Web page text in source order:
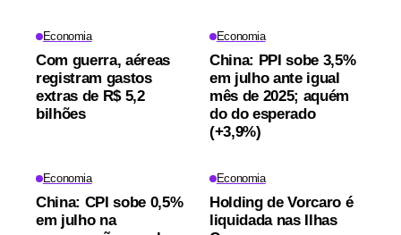
Economia
Com guerra, aéreas
registram gastos
extras de R$ 5,2
bilhões
Economia
China: PPI sobe 3,5%
em julho ante igual
mês de 2025; aquém
do do esperado
(+3,9%)
Economia
China: CPI sobe 0,5%
em julho na
Economia
Holding de Vorcaro é
liquidada nas Ilhas